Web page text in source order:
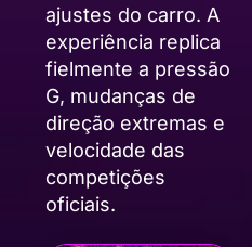
ajustes do carro. A
experiência replica
fielmente a pressão
G, mudanças de
direção extremas e
velocidade das
competições
oficiais.